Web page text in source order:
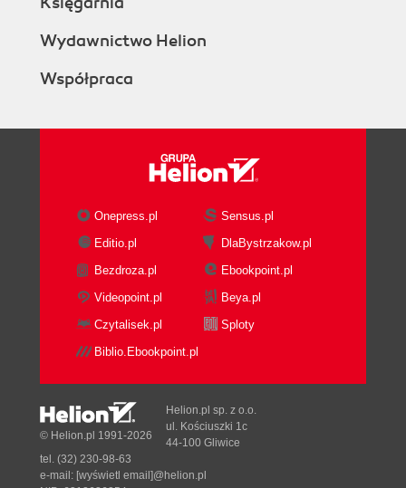
Wydawnictwo Helion
Współpraca
Onepress.pl
Sensus.pl
Editio.pl
DlaBystrzakow.pl
Bezdroza.pl
Ebookpoint.pl
Videopoint.pl
Beya.pl
Czytalisek.pl
Sploty
Biblio.Ebookpoint.pl
© Helion.pl 1991-2026
Helion.pl sp. z o.o.
ul. Kościuszki 1c
44-100 Gliwice
tel. (32) 230-98-63
e-mail: [wyświetl email]@helion.pl